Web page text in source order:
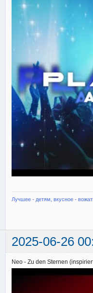
Лучшее - детям, вкусное -
2025-06-26
Neo - Zu den Sternen